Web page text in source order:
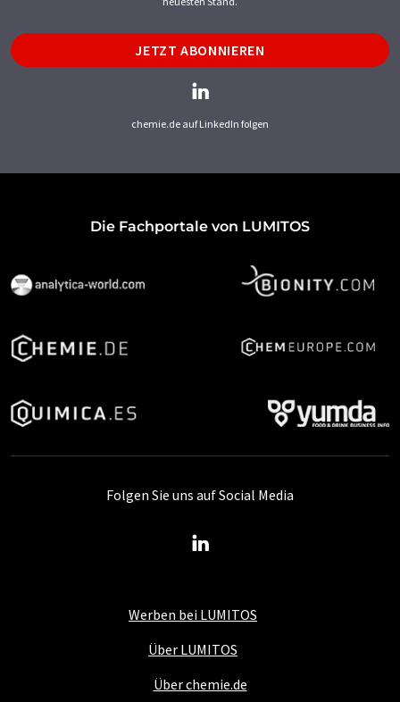
JETZT ABONNIEREN
chemie.de auf LinkedIn folgen
Die Fachportale von LUMITOS
Werben bei LUMITOS
Über LUMITOS
Über chemie.de
Folgen Sie uns auf Social Media